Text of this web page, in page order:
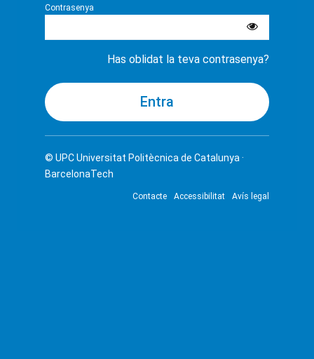
Contrasenya
Has oblidat la teva contrasenya?
© UPCUniversitat Politècnica de Catalunya ·
BarcelonaTech
Contacte Accessibilitat Avís legal